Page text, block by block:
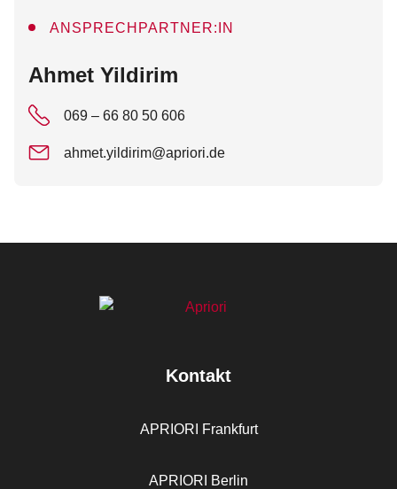
ANSPRECHPARTNER:IN
:
Ahmet Yildirim
069 – 66 80 50 606
ahmet.yildirim@apriori.de
Kontakt
APRIORI Frankfurt
APRIORI Berlin